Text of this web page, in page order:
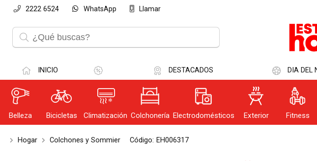
2222 6524 WhatsApp Llamar
Olvidé mi clave Registro
INICIO DESTACADOS DIA DEL
Belleza Bicicletas Climatización Colchonería Electrodomésticos Exterior Fitness
Hogar Colchones y Sommier Código: EH006317